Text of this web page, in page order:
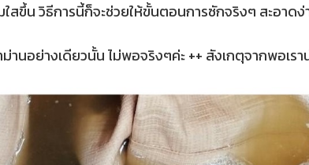
ใสขึ้น วิธีการนี้ก็จะช่วยให้ขั้นตอนการซักจริงๆ สะอาด
านอย่างเดียวนั้น ไม่พอจริงๆค่ะ ++ สังเกตุจากพอเ